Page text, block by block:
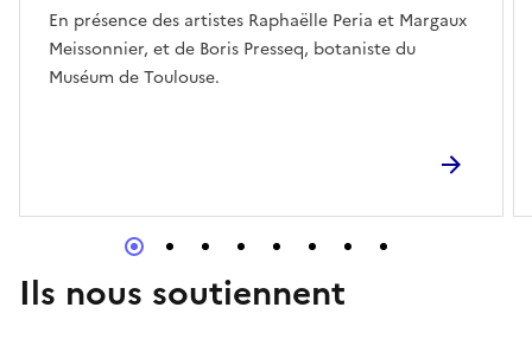
En présence des artistes Raphaëlle Peria et Margaux
Meissonnier, et de Boris Presseq, botaniste du
Muséum de Toulouse.
Ils nous soutiennent